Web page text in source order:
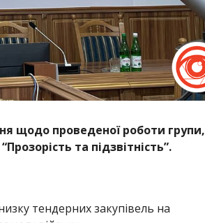
щодо проведеної роботи групи,
та підзвітність”.
тендерних закупівель на